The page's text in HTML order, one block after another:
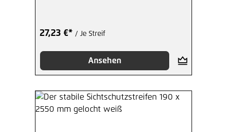
27,23 €* / Je Streif
Ansehen